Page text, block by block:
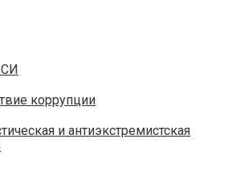
коррупции
и антиэкстремистская